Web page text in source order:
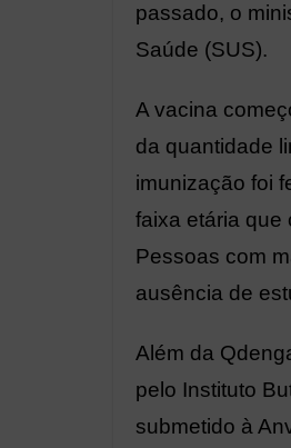
passado, o
Saúde (SUS).
A vacina
da quantidade
imunização foi
faixa etária que
Pessoas com
ausência de
Além da
pelo Instituto
submetido à